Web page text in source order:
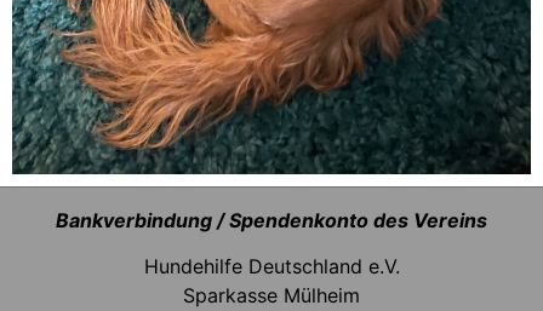
Bankverbindung / Spendenkonto des Vereins
Hundehilfe Deutschland e.V.
Sparkasse Mülheim